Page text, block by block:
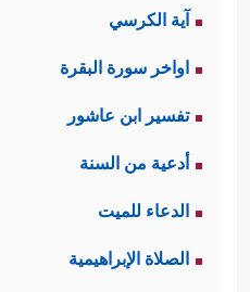
آية الكرسي
اواخر سورة البقرة
تفسير ابن عاشور
أدعية من السنة
الدعاء للميت
الصلاة الإبراهيمية